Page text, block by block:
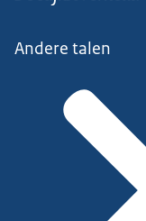
Andere talen